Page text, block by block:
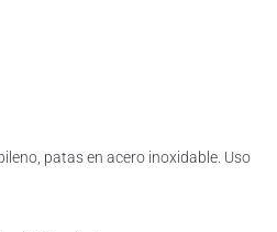
patas en acero inoxidable. Uso